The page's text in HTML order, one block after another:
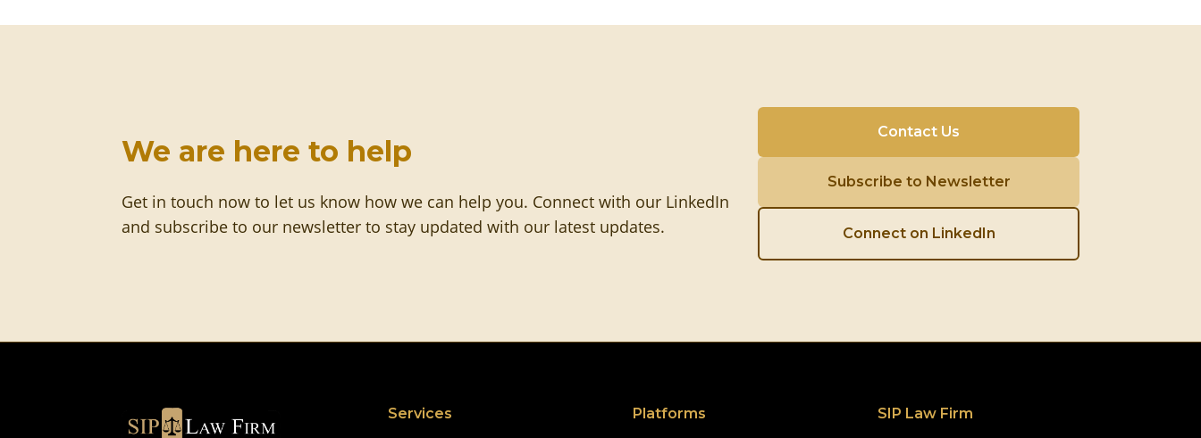
We are here to help
Get in touch now to let us know how we can help you. Connect with our LinkedIn
and subscribe to our newsletter to stay updated with our latest updates.
Contact Us
Subscribe to Newsletter
Connect on LinkedIn
Services
Platforms
SIP Law Firm